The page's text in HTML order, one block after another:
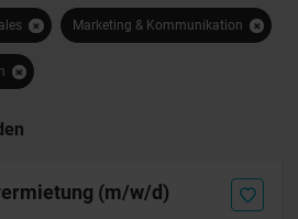
Marketing & Kommunikation
(m/w/d)